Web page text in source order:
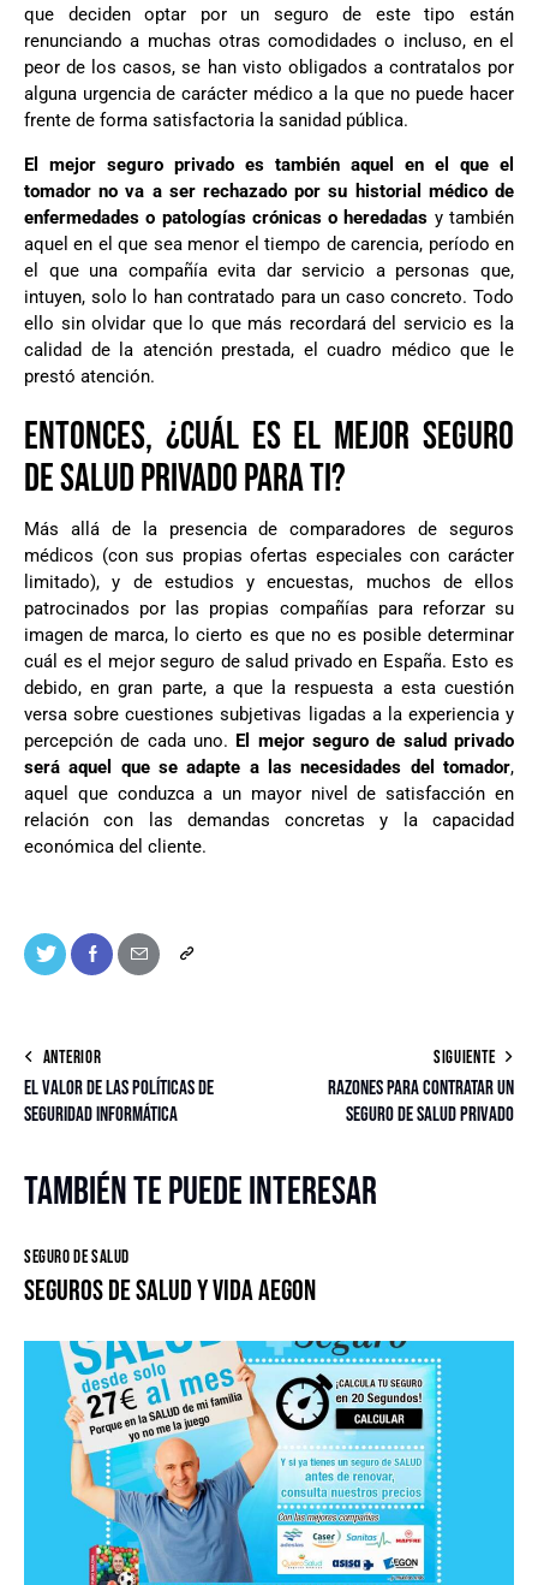
que deciden optar por un seguro de este tipo están
renunciando a muchas otras comodidades o incluso, en el
peor de los casos, se han visto obligados a contratalos por
alguna urgencia de carácter médico a la que no puede hacer
frente de forma satisfactoria la sanidad pública.
El mejor seguro privado es también aquel en el que el
tomador no va a ser rechazado por su historial médico de
enfermedades o patologías crónicas o heredadas y también
aquel en el que sea menor el tiempo de carencia, período en
el que una compañía evita dar servicio a personas que,
intuyen, solo lo han contratado para un caso concreto. Todo
ello sin olvidar que lo que más recordará del servicio es la
calidad de la atención prestada, el cuadro médico que le
prestó atención.
ENTONCES, ¿CUÁL ES EL MEJOR SEGURO
DE SALUD PRIVADO PARA TI?
Más allá de la presencia de comparadores de seguros
médicos (con sus propias ofertas especiales con carácter
limitado), y de estudios y encuestas, muchos de ellos
patrocinados por las propias compañías para reforzar su
imagen de marca, lo cierto es que no es posible determinar
cuál es el mejor seguro de salud privado en España. Esto es
debido, en gran parte, a que la respuesta a esta cuestión
versa sobre cuestiones subjetivas ligadas a la experiencia y
percepción de cada uno. El mejor seguro de salud privado
será aquel que se adapte a las necesidades del tomador,
aquel que conduzca a un mayor nivel de satisfacción en
relación con las demandas concretas y la capacidad
económica del cliente.
ANTERIOR
El valor de las políticas de
seguridad informática
SIGUIENTE
Razones para contratar un
seguro de salud privado
También te puede interesar
SEGURO DE SALUD
Seguros de salud y vida Aegon